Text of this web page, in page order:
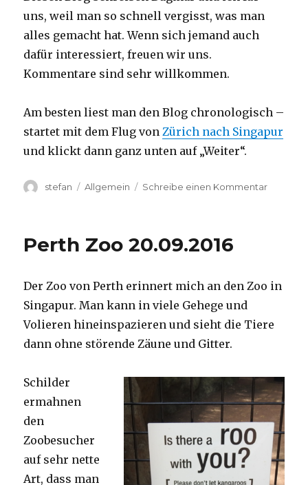
uns, weil man so schnell vergisst, was man
alles gemacht hat. Wenn sich jemand auch
dafür interessiert, freuen wir uns.
Kommentare sind sehr willkommen.
Am besten liest man den Blog chronologisch –
startet mit dem Flug vonZürich nach Singapur
und klickt dann ganz unten auf „Weiter“.
Autor
stefan Kategorien
Allgemein Schreibe einen Kommentarzu
Perth
Perth Zoo 20.09.2016
Der Zoo von Perth erinnert mich an den Zoo in
Singapur. Man kann in viele Gehege und
Volieren hineinspazieren und sieht die Tiere
dann ohne störende Zäune und Gitter.
Schilder
ermahnen
den
Zoobesucher
auf sehr nette
Art, dass man